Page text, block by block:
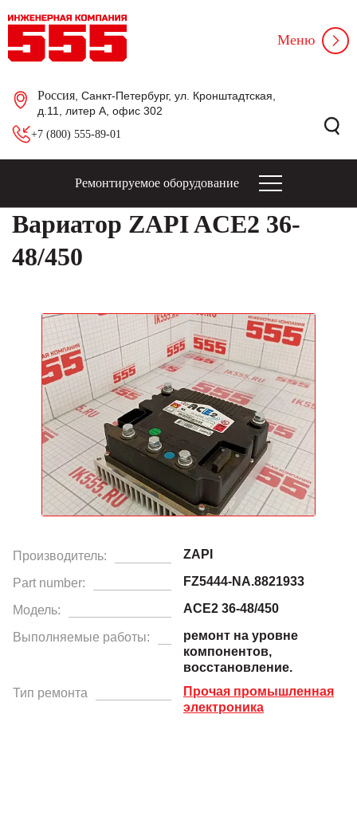
Россия , Санкт-Петербург, ул. Кронштадтская,
д.11, литер А, офис 302
+7 (800) 555-89-01
Меню
Ремонтируемое оборудование
Вариатор ZAPI ACE2 36-
48/450
Производитель: ZAPI
Part number: FZ5444-NA.8821933
Модель: ACE2 36-48/450
Выполняемые работы:
ремонт на уровне
компонентов,
восстановление.
Тип ремонта
Прочая промышленная
электроника